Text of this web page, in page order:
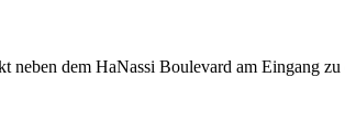
neben dem HaNassi Boulevard am Eingang